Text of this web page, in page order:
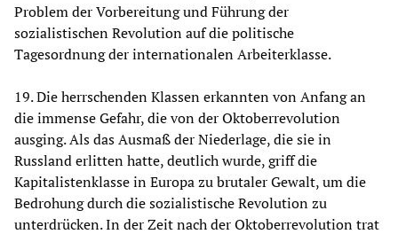
Problem der Vorbereitung und Führung der
sozialistischen Revolution auf die politische
Tagesordnung der internationalen Arbeiterklasse.
19. Die herrschenden Klassen erkannten von Anfang an
die immense Gefahr, die von der Oktoberrevolution
ausging. Als das Ausmaß der Niederlage, die sie in
Russland erlitten hatte, deutlich wurde, griff die
Kapitalistenklasse in Europa zu brutaler Gewalt, um die
Bedrohung durch die sozialistische Revolution zu
unterdrücken. In der Zeit nach der Oktoberrevolution trat